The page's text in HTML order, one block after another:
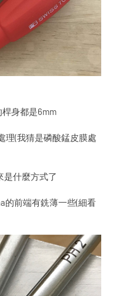
身都是6mm
理(我猜是磷酸錳皮膜處
是什麼方式了
的前端有銑薄一些(細看